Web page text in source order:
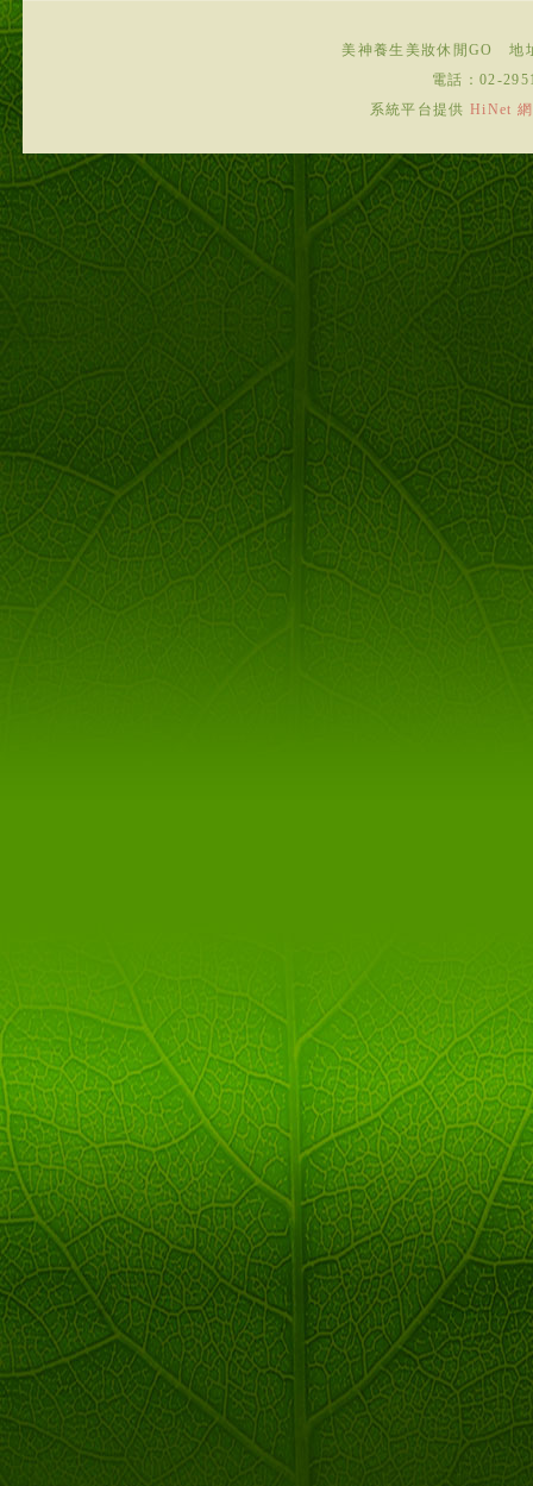
美神養生美妝休閒GO
地
電話： 02-
系統平台提供HiNet